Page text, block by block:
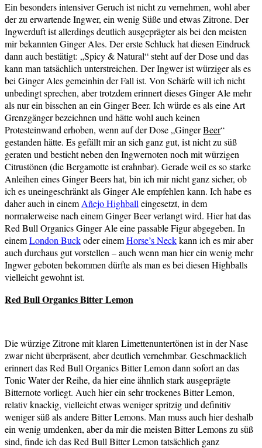
Ein besonders intensiver Geruch ist nicht zu vernehmen, wohl aber
der zu erwartende Ingwer, ein wenig Süße und etwas Zitrone. Der
Ingwerduft ist allerdings deutlich ausgeprägter als bei den meisten
mir bekannten Ginger Ales. Der erste Schluck hat diesen Eindruck
dann auch bestätigt: „Spicy & Natural“ steht auf der Dose und das
kann man tatsächlich unterstreichen. Der Ingwer ist würziger als es
bei Ginger Ales gemeinhin der Fall ist. Von Schärfe will ich nicht
unbedingt sprechen, aber trotzdem erinnert dieses Ginger Ale mehr
als nur ein bisschen an ein Ginger Beer. Ich würde es als eine Art
Grenzgänger bezeichnen und hätte wohl auch keinen
Protesteinwand erhoben, wenn auf der Dose „GingerBeer“
gestanden hätte. Es gefällt mir an sich ganz gut, ist nicht zu süß
geraten und besticht neben den Ingwernoten noch mit würzigen
Citrustönen (die Bergamotte ist erahnbar). Gerade weil es so starke
Anleihen eines Ginger Beers hat, bin ich mir nicht ganz sicher, ob
ich es uneingeschränkt als Ginger Ale empfehlen kann. Ich habe es
daher auch in einemAñejo Highballeingesetzt, in dem
normalerweise nach einem Ginger Beer verlangt wird. Hier hat das
Red Bull Organics Ginger Ale eine passable Figur abgegeben. In
einemLondon Buckoder einemHorse’s Neckkann ich es mir aber
auch durchaus gut vorstellen – auch wenn man hier ein wenig mehr
Ingwer geboten bekommen dürfte als man es bei diesen Highballs
vielleicht gewohnt ist.
Red Bull Organics Bitter Lemon
Die würzige Zitrone mit klaren Limettenuntertönen ist in der Nase
zwar nicht überpräsent, aber deutlich vernehmbar. Geschmacklich
erinnert das Red Bull Organics Bitter Lemon dann sofort an das
Tonic Water der Reihe, da hier eine ähnlich stark ausgeprägte
Bitternote vorliegt. Auch hier ein sehr trockenes Bitter Lemon,
relativ knackig, vielleicht etwas weniger spritzig und definitiv
weniger süß als andere Bitter Lemons. Man muss auch hier deshalb
ein wenig umdenken, aber da mir die meisten Bitter Lemons zu süß
sind, finde ich das Red Bull Bitter Lemon tatsächlich ganz